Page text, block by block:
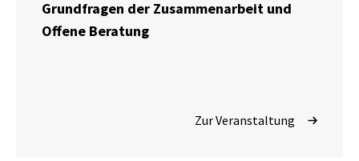
Grundfragen der Zusammenarbeit und
Offene Beratung
Zur Veranstaltung